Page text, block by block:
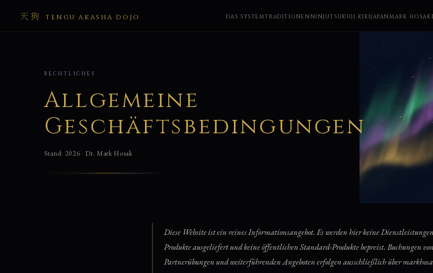
天狗 TENGU AKASHA DOJO DAS SYSTEMTRADITIONEN NINJUTSU KUJI KIRI JAPAN MARK HOSAK
RECHTLICHES
Allgemeine
Geschäftsbedingungen
Stand: 2026 · Dr. Mark Hosak
Diese Website ist ein reines Informationsangebot. Es werden hier keine
Produkte ausgeliefert und keine öffentlichen Standard-Produkte bepreist. Buchungen
Partnerübungen und weiterführenden Angeboten erfolgen ausschließlich über